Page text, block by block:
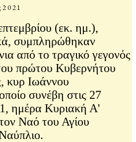
2021
(εκ. ημ.),
συμπληρώθηκαν
από το τραγικό γεγονός
πρώτου Κυβερνήτου
κυρ Ιωάννου
συνέβη στις 27
ημέρα Κυριακή Α'
Ναό του Αγίου